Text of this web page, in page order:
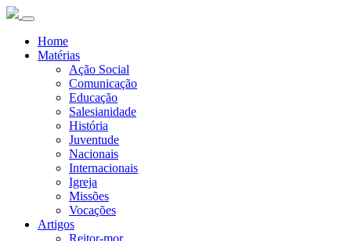
Home
Matérias
Ação Social
Comunicação
Educação
Salesianidade
História
Juventude
Nacionais
Internacionais
Igreja
Missões
Vocações
Artigos
Reitor-mor